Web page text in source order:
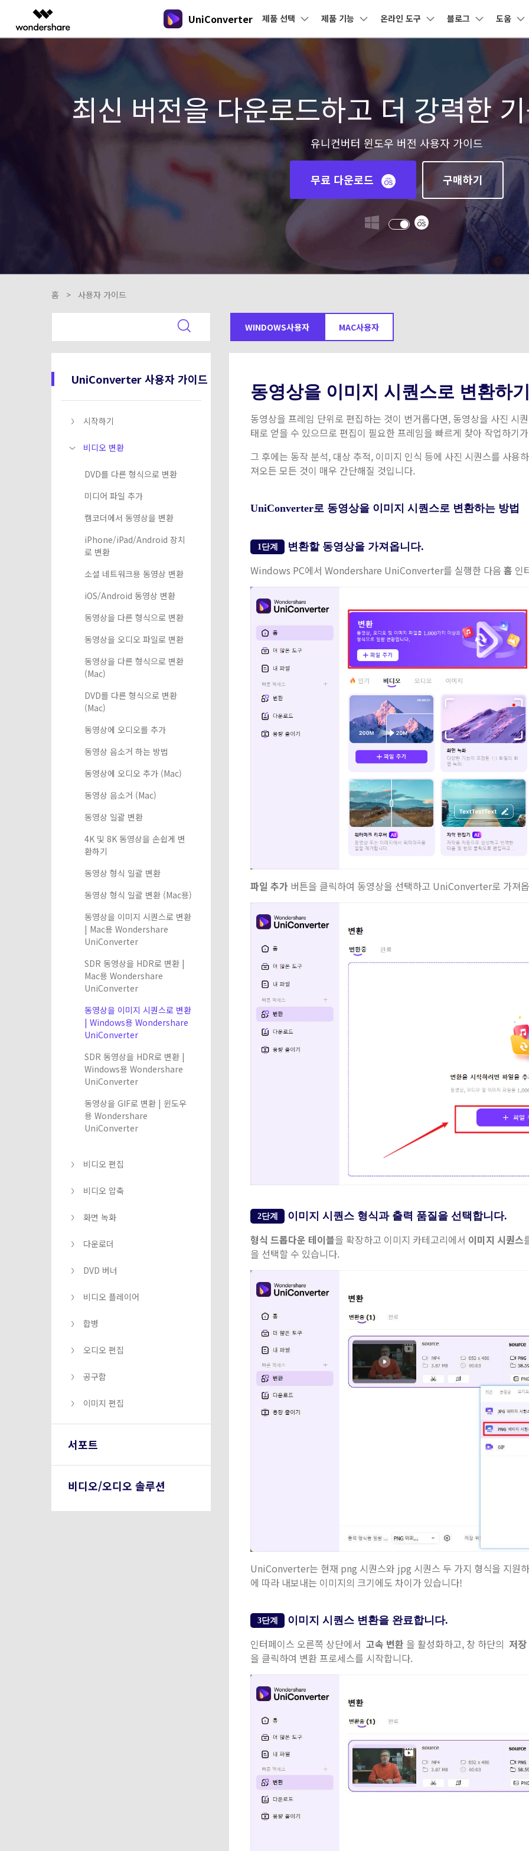
주요 제품
AIGC 크리에이티비티
동영상 크리에이티비티
쉽고 재미있는 영상 편집
마인드맵 및 다이어그램 제품
EdrawMax
순서도 프로그램
EdrawMind
마인드맵 프로그램
PDFelement
PDF 제작 및 편집
도큐먼트 클라우드
클라우드 기반 파일 관리
PDFelement Online
무료 온라인 PDF 도구
HiPDF
무료 올인원 온라인 PDF 도구
유틸리
데이터 복
모바일 기
모든 제품 알아보기
비즈니스
개요
교육
파트너
솔루션
PDF 솔루션
PDFelement
마인드맵 및 다이어그램
EdrawMind
EdrawMax
동영상 크리에이티
Filmora
UniConverter
DemoCreator
회사 소개
원더쉐어의 스토리
채용 정보
문의하기
뉴스룸 플랜 및 가격
UniConverter 제품 선택
올인원 미디어 툴박스
유니컨버터-윈도우 버전 유니컨버터-맥 버전
무료 다운로드
제품 기능
하게 변환하세요.
New
동영상 변환
업그레이드된 뛰어난 지능형 변환 프로
그램을 경험해 보세요.
Hot
AI 영상 보정 >
AI 이미지 보정 >
워터마크 제거 >
AI 자막 생성 >
텍스트 음성 변환 >
영상 배경 바꾸기 >
AI 영상 요약 >
사진 배경 제거 >
보컬 리무버 >
음성 변조 >
온라인 도구
온라인 오디오 편집기
오디오 변환
New
Hot
온라인 영상 편집기
동영상 변환
동영상 압축
동영상 보정
동영상 음원 추출
오디오 변환
모두 온라인 기능 확인 >
무료 다운로드
블로그
DVD / CD 사용자
DVD 변환
New
크리에이티브 디자인
DVD / CD
사용자
DVD 변환
DVD 굽기
DVD 사용팁
CD 솔루션
VOB 솔루션
소셜 미디어
사용자
유튜브 동영상
네이버 & 트위
터 동영상
크리에
디자인
동영상
동영상
자막 편집
GIF 움
도움
Wondershare UniConverter를 어떻게 사
용하나요?
아래의 단계별 가이드를 알아보세요.
고객센터
UniConverter 사용에 필요한 모든 정보 및
문제 해결.
기술
지원되는
새로운 정보
UniConverter 각 버전의 최신 업데이트 정보
를 알아보세요.
무료 다운로드
최신 버전을 다운로드하고 더 강력한
유니컨버터 윈도우 버전 사용자 가이드
무료 다운로드 구매하기
홈 > 사용자 가이드
WINDOWS사용자 MAC사용자
UniConverter 사용자 가이드
시작하기
비디오 변환
DVD를 다른 형식으로 변환
미디어 파일 추가
캠코더에서 동영상을 변환
iPhone/iPad/Android 장치
로 변환
소셜 네트워크용 동영상 변환
iOS/Android 동영상 변환
동영상을 다른 형식으로 변환
동영상을 오디오 파일로 변환
동영상을 다른 형식으로 변환
(Mac)
DVD를 다른 형식으로 변환
(Mac)
동영상에 오디오를 추가
동영상 음소거 하는 방법
동영상에 오디오 추가 (Mac)
동영상 음소거 (Mac)
동영상 일괄 변환
4K 및 8K 동영상을 손쉽게 변
환하기
동영상 형식 일괄 변환
동영상 형식 일괄 변환 (Mac용)
동영상을 이미지 시퀀스로 변환
| Mac용 Wondershare
UniConverter
SDR 동영상을 HDR로 변환 |
Mac용 Wondershare
UniConverter
동영상을 이미지 시퀀스로 변환
| Windows용 Wondershare
UniConverter
SDR 동영상을 HDR로 변환 |
Windows용 Wondershare
UniConverter
동영상을 GIF로 변환 | 윈도우
용 Wondershare
UniConverter
비디오 편집
비디오 압축
화면 녹화
다운로더
DVD 버너
비디오 플레이어
합병
오디오 편집
공구함
이미지 편집
서포트
비디오/오디오 솔루션
동영상을 이미지 시퀀스로 변환하
동영상을 프레임 단위로 편집하는 것이 번거롭다면, 동영상을 사진 시
태로 얻을 수 있으므로 편집이 필요한 프레임을 빠르게 찾아 작업하기
그 후에는 동작 분석, 대상 추적, 이미지 인식 등에 사진 시퀀스를 사용
져오든 모든 것이 매우 간단해질 것입니다.
UniConverter로 동영상을 이미지 시퀀스로 변환하는 방법
1단계 변환할 동영상을 가져옵니다.
Windows PC에서 Wondershare UniConverter를 실행한 다음홈 인
파일 추가 버튼을 클릭하여 동영상을 선택하고 UniConverter로 가져
2단계 이미지 시퀀스 형식과 출력 품질을 선택합니다.
형식 드롭다운 테이블을 확장하고 이미지 카테고리에서 이미지 시퀀스
을 선택할 수 있습니다.
UniConverter는 현재 png 시퀀스와 jpg 시퀀스 두 가지 형식을 지원
에 따라 내보내는 이미지의 크기에도 차이가 있습니다!
3단계 이미지 시퀀스 변환을 완료합니다.
인터페이스 오른쪽 상단에서고속 변환 을 활성화하고, 창 하단의 저
을 클릭하여 변환 프로세스를 시작합니다.